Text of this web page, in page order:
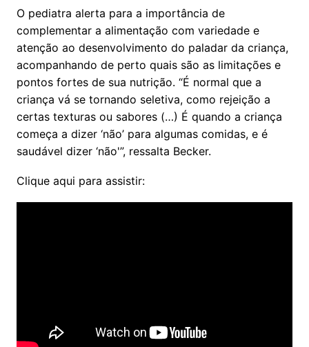
O pediatra alerta para a importância de
complementar a alimentação com variedade e
atenção ao desenvolvimento do paladar da criança,
acompanhando de perto quais são as limitações e
pontos fortes de sua nutrição. “É normal que a
criança vá se tornando seletiva, como rejeição a
certas texturas ou sabores (…) É quando a criança
começa a dizer ‘não’ para algumas comidas, e é
saudável dizer ‘não'”, ressalta Becker.
Clique aqui para assistir: